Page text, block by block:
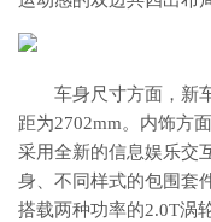
车身尺寸方面，新
距为2702mm。内饰方
采用全新的信息娱乐交
身、不同样式的包围套
搭载两种功率的2.0T涡